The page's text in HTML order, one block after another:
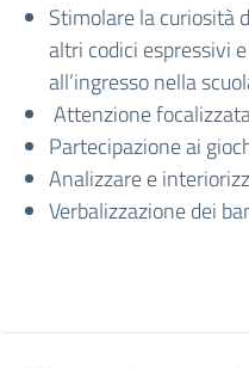
Stimolare la curiosità
altri codici espressivi
all’ingresso nella
Attenzione
Partecipazione ai
Analizzare e
Verbalizzazione dei